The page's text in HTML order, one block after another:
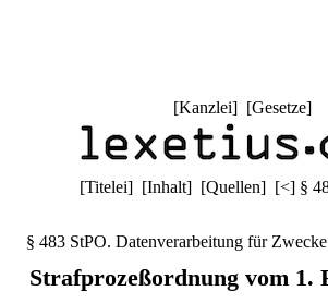
[Kanzlei] [Gesetze]
[Titelei] [Inhalt] [Quellen] [<] §
§ 483 StPO. Datenverarbeitung für
Strafprozeßordnung vom 1.